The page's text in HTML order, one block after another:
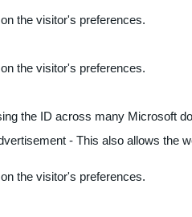
the visitor's preferences.
the visitor's preferences.
the ID across many Microsoft
- This also allows the
the visitor's preferences.